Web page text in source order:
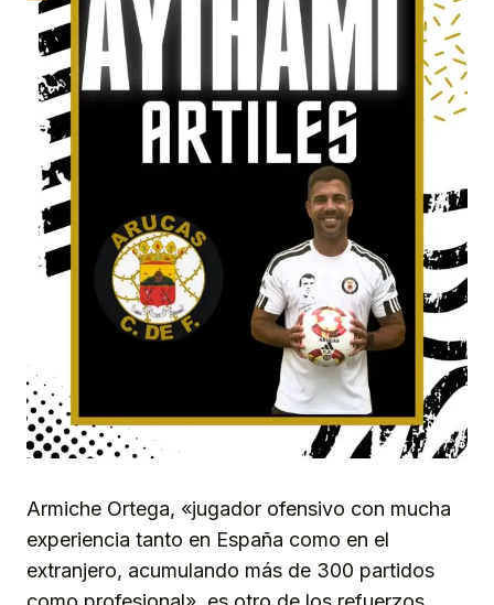
Armiche Ortega, «jugador ofensivo con mucha
experiencia tanto en España como en el
extranjero, acumulando más de 300 partidos